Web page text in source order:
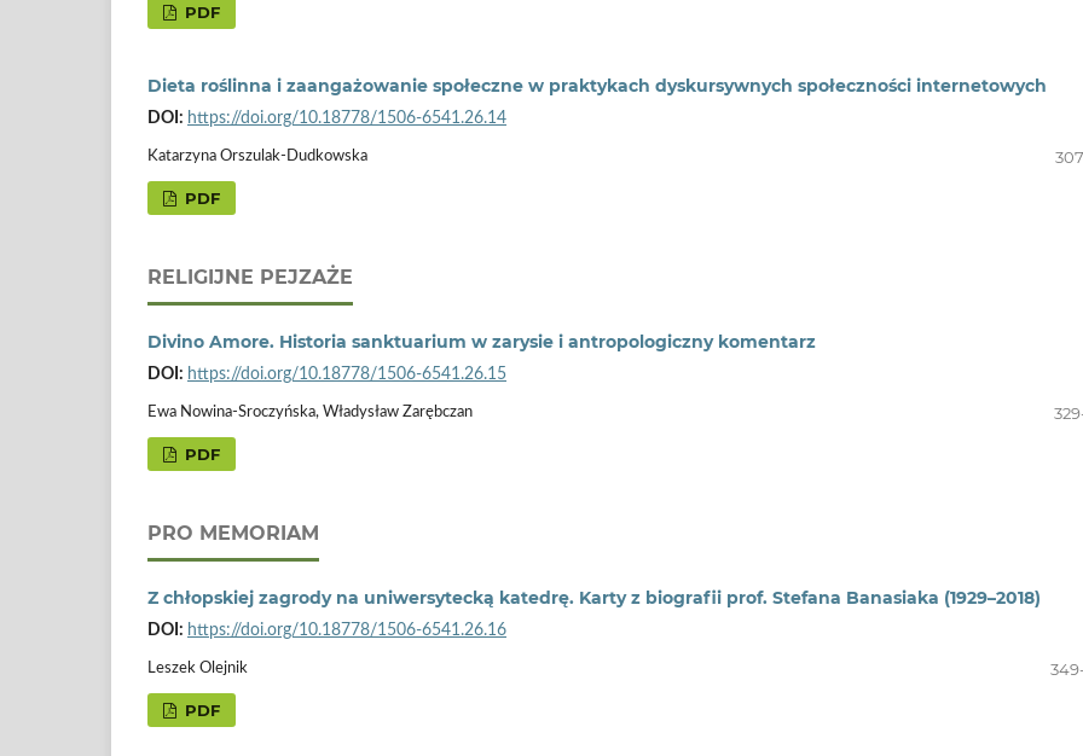
PDF
Dieta roślinna i zaangażowanie społeczne w praktykach dyskursywnych społeczności internetowych
DOI: https://doi.org/10.18778/1506-6541.26.14
Katarzyna Orszulak-Dudkowska
PDF
RELIGIJNE PEJZAŻE
Divino Amore. Historia sanktuarium w zarysie i antropologiczny komentarz
DOI: https://doi.org/10.18778/1506-6541.26.15
Ewa Nowina-Sroczyńska, Władysław Zarębczan
PDF
PRO MEMORIAM
Z chłopskiej zagrody na uniwersytecką katedrę. Karty z biografii prof. Stefana Banasiaka (1929–2018)
DOI: https://doi.org/10.18778/1506-6541.26.16
Leszek Olejnik
PDF